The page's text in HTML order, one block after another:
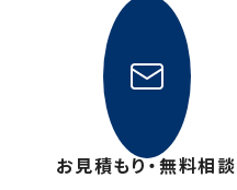
お見積もり・無料相談